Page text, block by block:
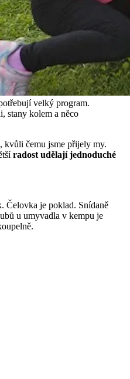
velký program.
stany kolem a něco
kvůli čemu jsme přijely my.
radost udělají jednoduché
Čelovka je poklad. Snídaně
u umyvadla v kempu je